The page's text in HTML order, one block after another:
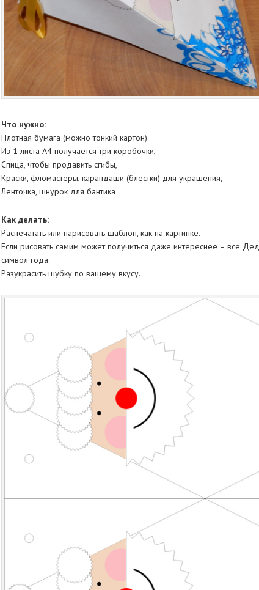
Что нужно:
Плотная бумага (можно тонкий картон)
Из 1 листа А4 получается три коробочки,
Спица, чтобы продавить сгибы,
Краски, фломастеры, карандаши (блестки) для украшения,
Ленточка, шнурок для бантика
Как делать:
Распечатать или нарисовать шаблон, как на картинке.
Если рисовать самим может получиться даже интереснее – все
символ года.
Разукрасить шубку по вашему вкусу.